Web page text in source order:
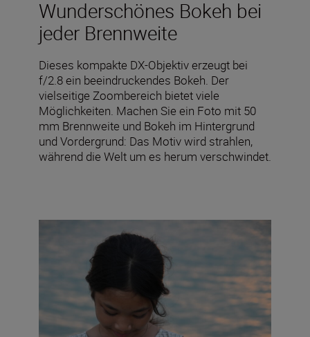
Wunderschönes Bokeh bei
jeder Brennweite
Dieses kompakte DX-Objektiv erzeugt bei
f/2.8 ein beeindruckendes Bokeh. Der
vielseitige Zoombereich bietet viele
Möglichkeiten. Machen Sie ein Foto mit 50
mm Brennweite und Bokeh im Hintergrund
und Vordergrund: Das Motiv wird strahlen,
während die Welt um es herum verschwindet.